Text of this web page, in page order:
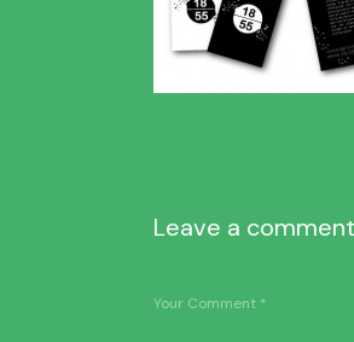
Leave a
Your Comment *